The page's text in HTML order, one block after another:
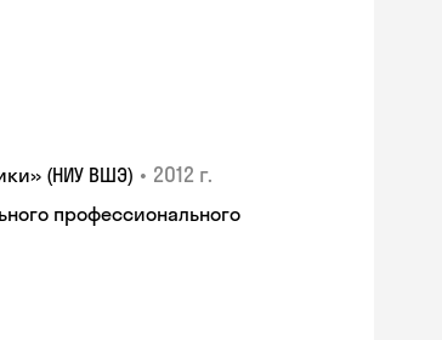
(НИУ ВШЭ) • 2012 г.
профессионального